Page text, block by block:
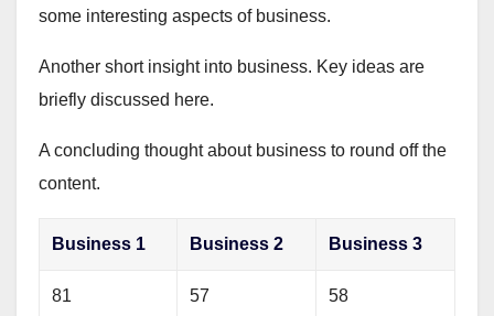
some interesting aspects of business.
Another short insight into business. Key ideas are
briefly discussed here.
A concluding thought about business to round off the
content.
Business 1 Business 2 Business 3
81 57 58